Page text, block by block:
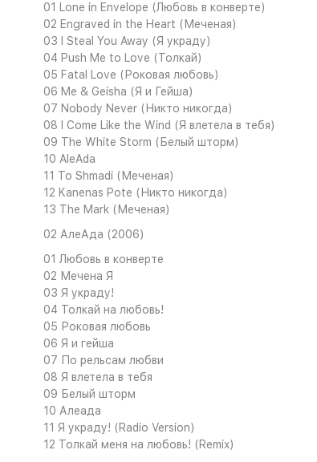
01 Lone in Envelope (Любовь в конверте)
02 Engraved in the Heart (Меченая)
03 I Steal You Away (Я украду)
04 Push Me to Love (Толкай)
05 Fatal Love (Роковая любовь)
06 Me & Geisha (Я и Гейша)
07 Nobody Never (Никто никогда)
08 I Come Like the Wind (Я влетела в тебя)
09 The White Storm (Белый шторм)
10 AleAda
11 To Shmadi (Меченая)
12 Kanenas Pote (Никто никогда)
13 The Mark (Меченая)
02 АлеАда (2006)
01 Любовь в конверте
02 Мечена Я
03 Я украду!
04 Толкай на любовь!
05 Роковая любовь
06 Я и гейша
07 По рельсам любви
08 Я влетела в тебя
09 Белый шторм
10 Алеада
11 Я украду! (Radio Version)
12 Толкай меня на любовь! (Remix)